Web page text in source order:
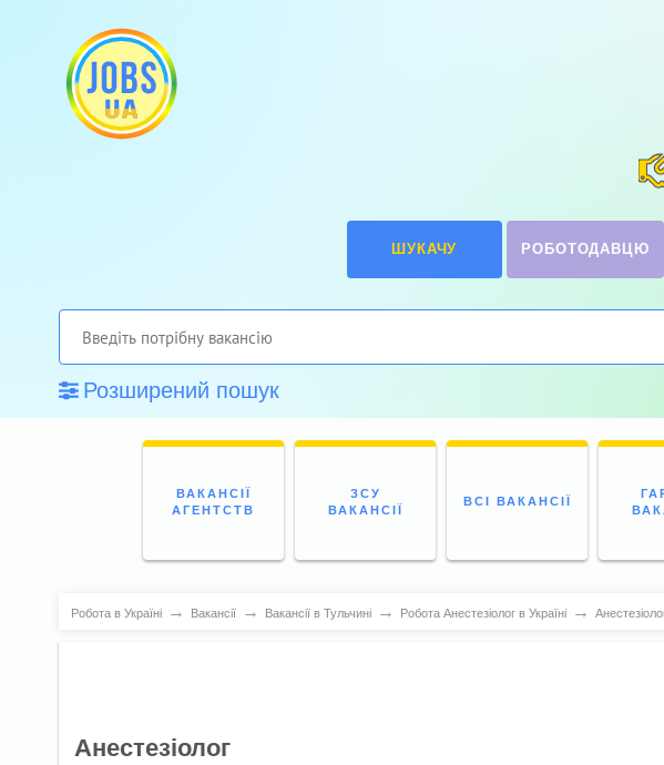
ШУКАЧУ РОБОТОДАВЦЮ
Розширений пошук
ВАКАНСІЇ
АГЕНТСТВ
ЗСУ
ВАКАНСІЇ
ВСІ ВАКАНСІЇ
Робота в Україні → Вакансії → Вакансії в Тульчині → Робота Анестезіолог в Україні →
Анестезіолог